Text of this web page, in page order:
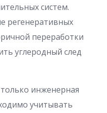
систем.
регенеративных
переработки
углеродный след
инженерная
учитывать